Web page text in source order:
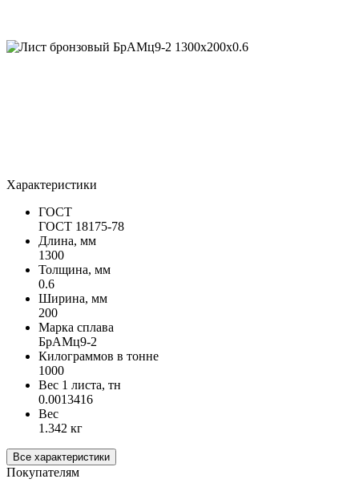
Характеристики
ГОСТ
ГОСТ 18175-78
Длина, мм
1300
Толщина, мм
0.6
Ширина, мм
200
Марка сплава
БрАМц9-2
Килограммов в тонне
1000
Вес 1 листа, тн
0.0013416
Вес
1.342 кг
Все характеристики
Покупателям